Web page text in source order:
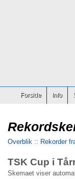
Forside Info
Overblik :: Rekorder
TSK Cup i
Skemaet viser